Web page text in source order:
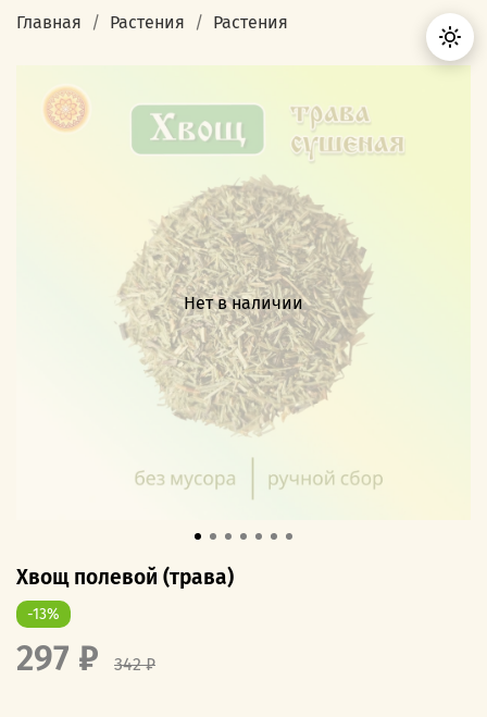
Главная Растения Растения
Нет в наличии
Хвощ полевой (трава)
-13%
297 ₽ 342 ₽